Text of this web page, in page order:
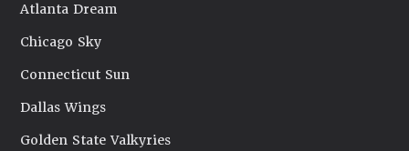
Atlanta Dream
Chicago Sky
Connecticut Sun
Dallas Wings
Golden State Valkyries